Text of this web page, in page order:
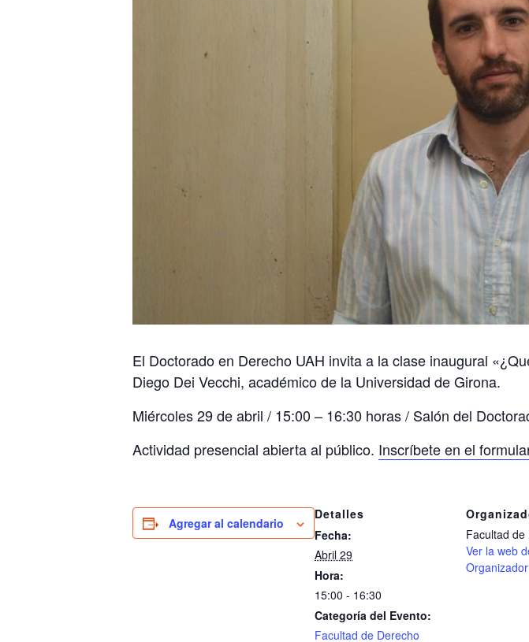
El Doctorado en Derecho UAH invita a la clase inaugural
Diego Dei Vecchi, académico de la Universidad de Girona.
Miércoles 29 de abril / 15:00 – 16:30 horas / Salón del
Actividad presencial abierta al público. Inscríbete en el
Agregar al calendario
Detalles
Fecha:
Abril 29
Hora:
15:00 - 16:30
Categoría del Evento:
Facultad de Derecho
Facultad de
Ver la web
Organizador